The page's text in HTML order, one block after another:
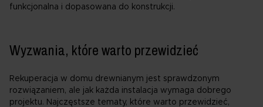
funkcjonalna i dopasowana do konstrukcji.
Wyzwania, które warto przewidzieć
Rekuperacja w domu drewnianym jest sprawdzonym
rozwiązaniem, ale jak każda instalacja wymaga dobrego
projektu. Najczęstsze tematy, które warto przewidzieć,